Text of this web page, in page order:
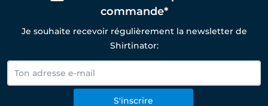
commande*
Je souhaite recevoir régulièrement la newsletter de
Shirtinator:
S'inscrire